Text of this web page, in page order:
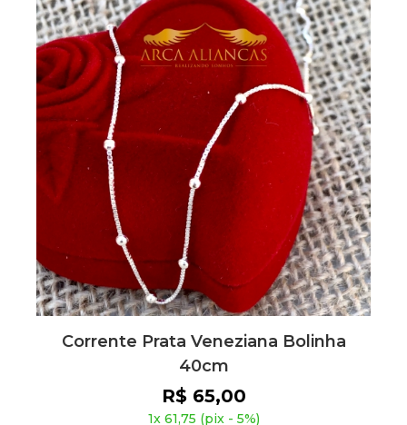
Corrente Prata Veneziana Bolinha
40cm
R$ 65,00
1x 61,75 (pix - 5%)